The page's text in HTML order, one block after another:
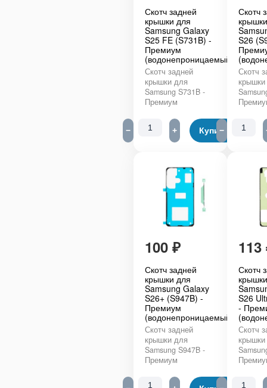
Скотч задней
крышки для
Samsung Galaxy
S25 FE (S731B) -
Премиум
(водонепроницаемый)
Скотч задней
крышки для
Samsung S731B -
Премиум
− + Купить
Скотч
S26
Скотч
−
100 ₽
Скотч задней
крышки для
Samsung Galaxy
S26+ (S947B) -
Премиум
(водонепроницаемый)
Скотч задней
крышки для
Samsung S947B -
Премиум
113
Скотч
S26
-
Скотч